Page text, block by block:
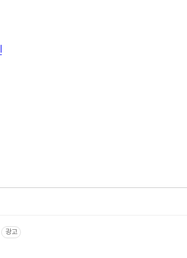
광고